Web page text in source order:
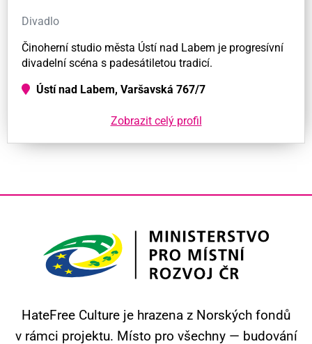
Divadlo
Činoherní studio města Ústí nad Labem je progresívní
divadelní scéna s padesátiletou tradicí.
Ústí nad Labem, Varšavská 767/7
Zobrazit celý profil
HateFree Culture je hrazena z Norských fondů
v rámci projektu. Místo pro všechny — budování